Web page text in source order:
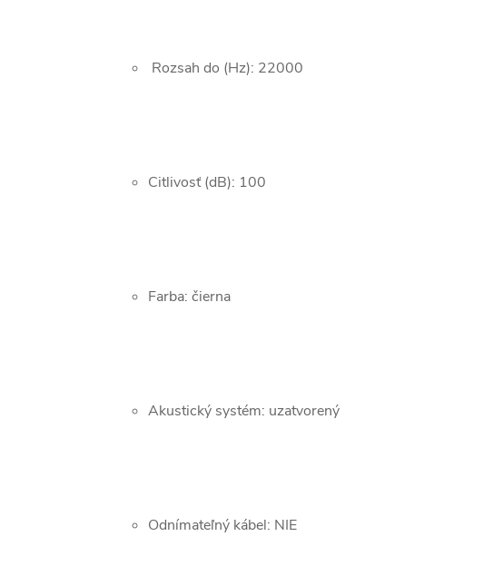
Rozsah do (Hz): 22000
Citlivosť (dB): 100
Farba: čierna
Akustický systém: uzatvorený
Odnímateľný kábel: NIE